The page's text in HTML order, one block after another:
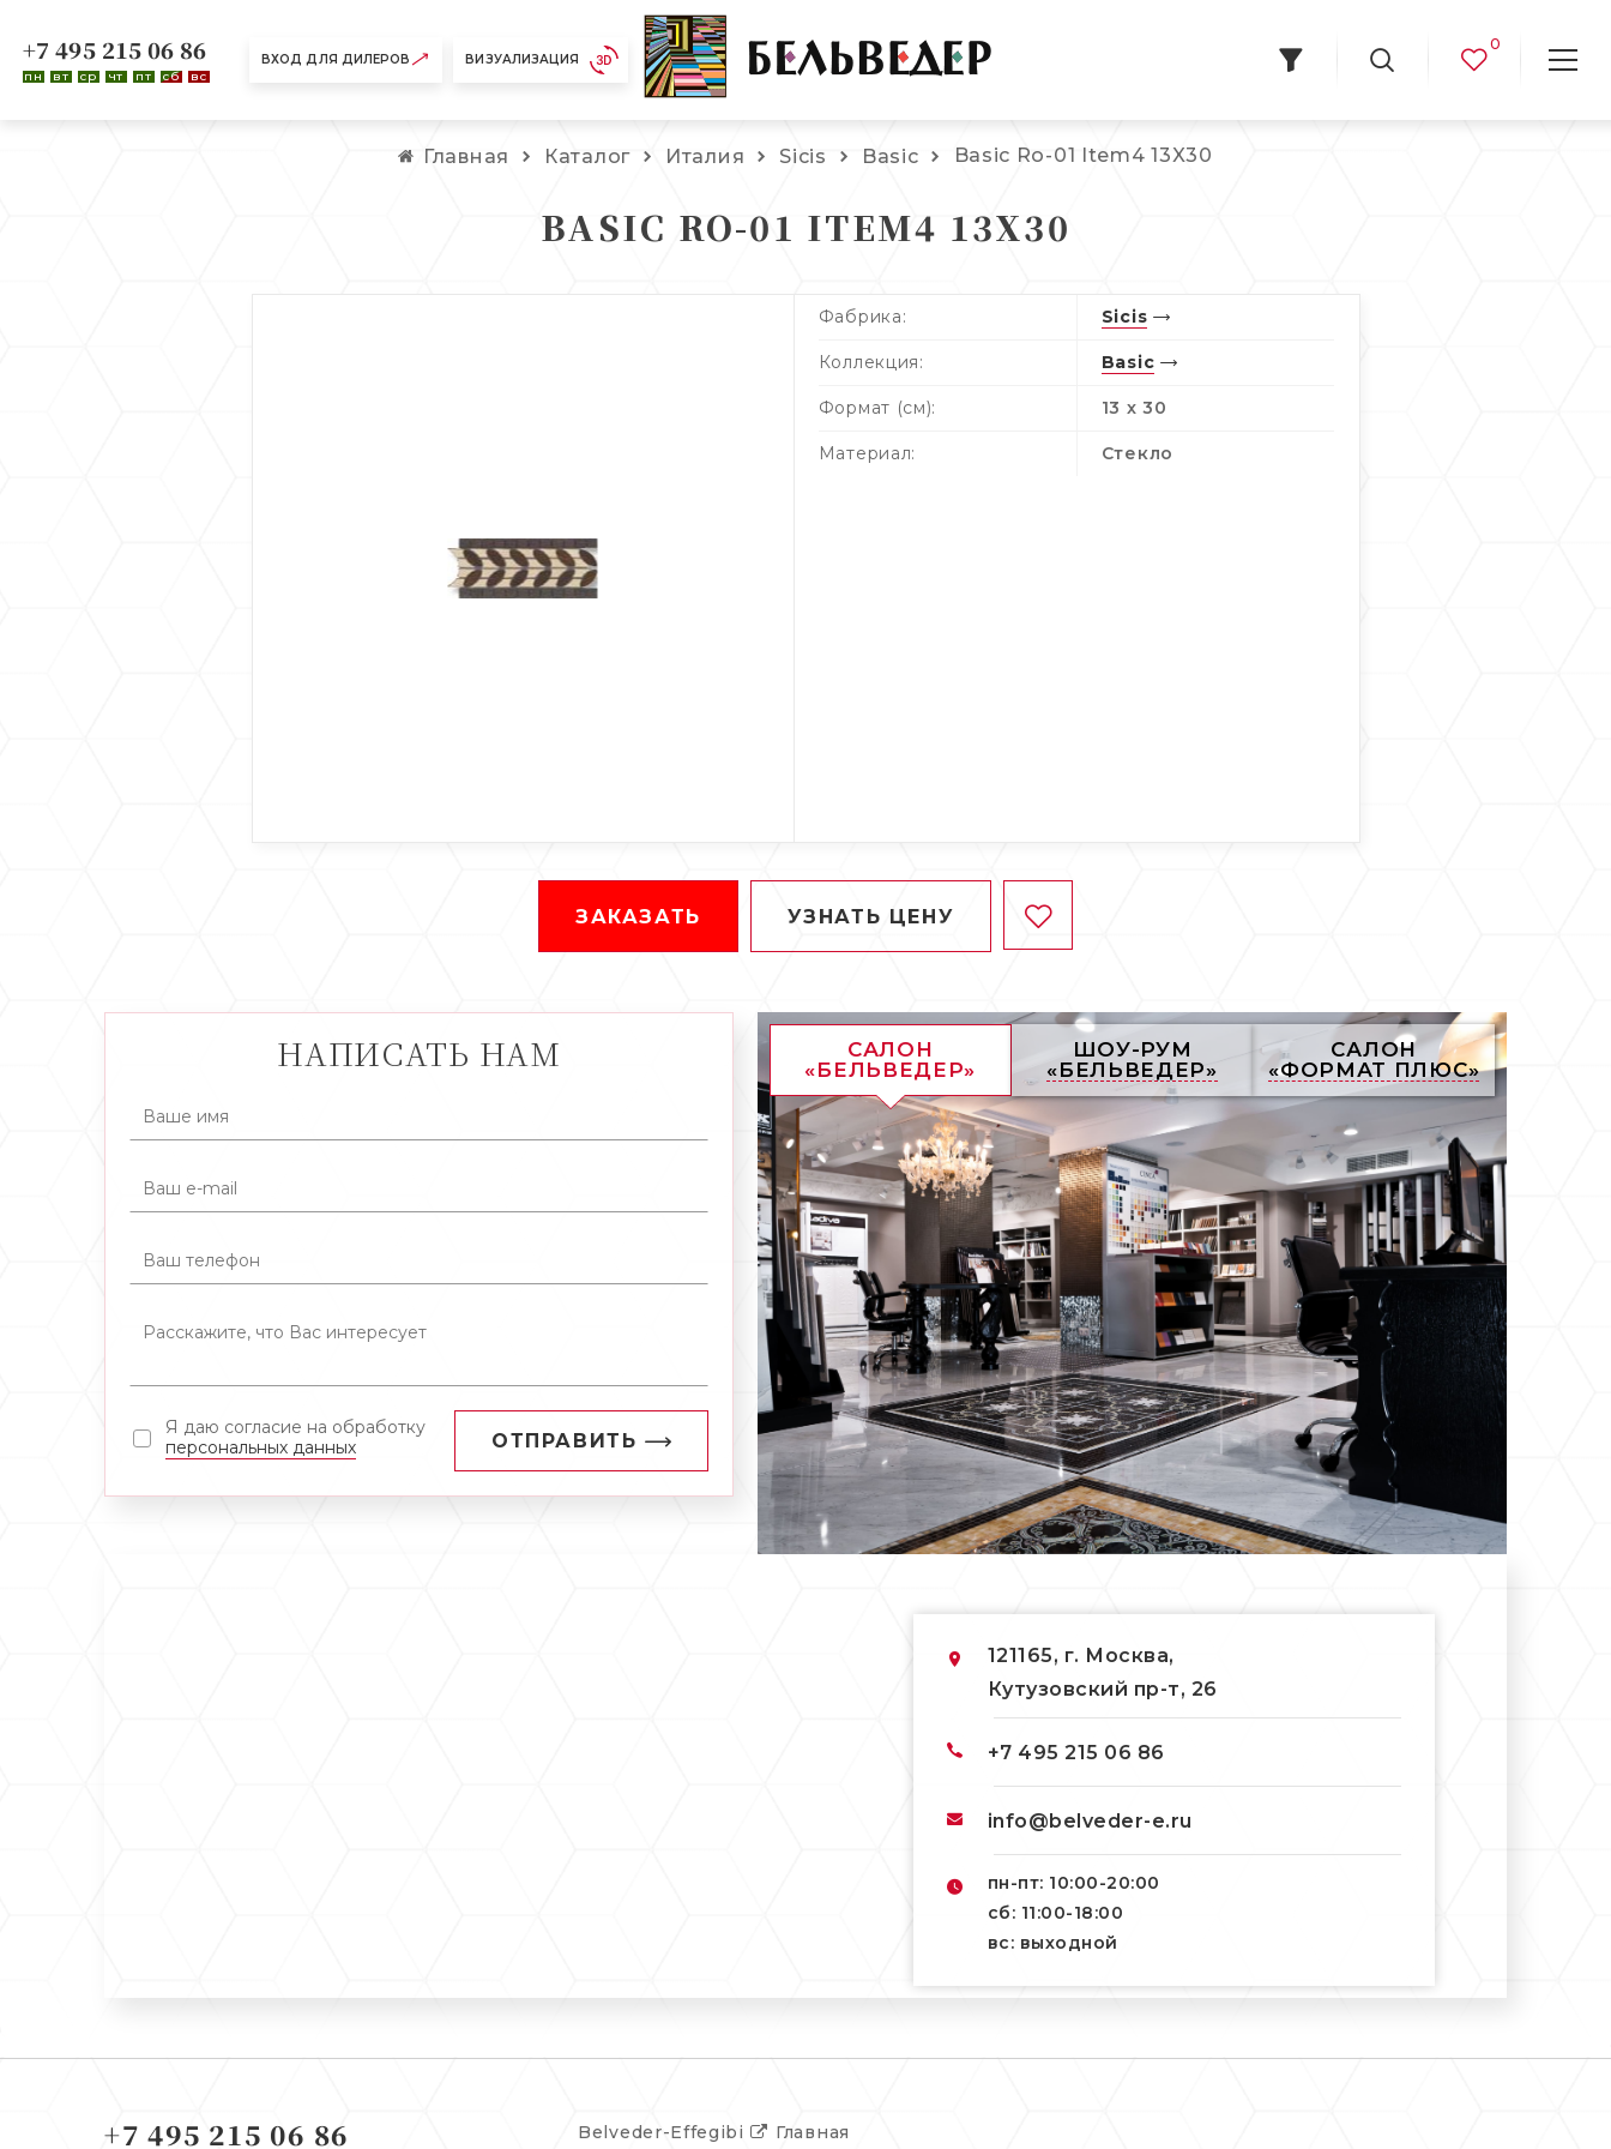
ВХОД ДЛЯ ДИЛЕРОВ ВИЗУАЛИЗАЦИЯ
+7 495 215 06 86
пн вт ср чт пт сб вс
0
Главная Каталог Италия Sicis Basic Basic Ro-01 Item4 13X30
BASIC RO-01 ITEM4 13X30
Фабрика: Sicis
Коллекция: Basic
Формат (см): 13 x 30
Материал: Стекло
ЗАКАЗАТЬ УЗНАТЬ ЦЕНУ
НАПИСАТЬ НАМ
Я даю согласие на обработку
персональных данных
ОТПРАВИТЬ
САЛОН
«БЕЛЬВЕДЕР»
ШОУ-РУМ
«БЕЛЬВЕДЕР»
САЛОН
«ФОРМАТ ПЛЮС»
121165, г. Москва,
Кутузовский пр-т, 26
+7 495 215 06 86
info@belveder-e.ru
пн-пт: 10:00-20:00
сб: 11:00-18:00
вс: выходной
+7 495 215 06 86 Главная
Belveder-Effegibi